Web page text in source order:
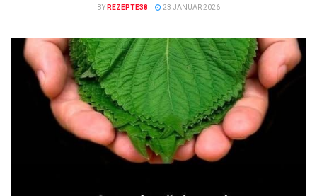
BY REZEPTE38 23 JANUAR 2026